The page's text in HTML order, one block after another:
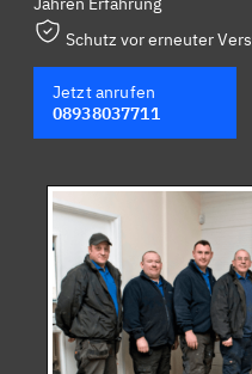
Schutz vor erneuter
Jetzt anrufen
08938037711